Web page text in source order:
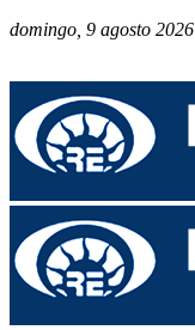
domingo, 9 agosto 2026